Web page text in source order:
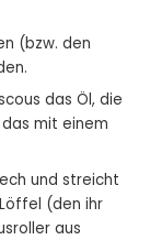
(bzw. den
das Öl, die
mit einem
und streicht
(den ihr
aus